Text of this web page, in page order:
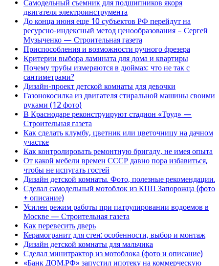
Самодельный съемник для подшипников якоря
двигателя электроинструмента
До конца июня еще 10 субъектов РФ перейдут на
ресурсно-индексный метод ценообразования – Сергей
Музыченко — Строительная газета
Приспособления и возможности ручного фрезера
Критерии выбора ламината для дома и квартиры
Почему трубы измеряются в дюймах: что не так с
сантиметрами?
Дизайн-проект детской комнаты для девочки
Газонокосилка из двигателя стиральной машины своими
руками (12 фото)
В Краснодаре реконструируют стадион «Труд» —
Строительная газета
Как сделать клумбу, цветник или цветочницу на дачном
участке
Как контролировать ремонтную бригаду, не имея опыта
От какой мебели времен СССР давно пора избавиться,
чтобы не испугать гостей
Дизайн детской комнаты. Фото, полезные рекомендации.
Сделал самодельный мотоблок из КПП Запорожца (фото
+ описание)
Усилен режим работы при патрулировании водоемов в
Москве — Строительная газета
Как перевесить дверь
Керамогранит для стен: особенности, выбор и монтаж
Дизайн детской комнаты для мальчика
Сделал минитрактор из мотоблока (фото и описание)
«Банк ДОМ.РФ» запустил ипотеку на коммерческую